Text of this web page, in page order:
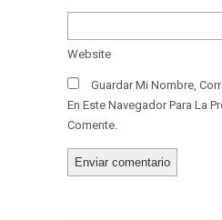
Website
Guardar Mi Nombre,
En Este Navegador Para La
Comente.